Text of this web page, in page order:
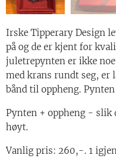
Irske Tipperary Design
på og de er kjent for
juletrepynten er ikke
med krans rundt seg, er
bånd til oppheng.
Pynten + oppheng - slik
høyt.
Vanlig pris: 260,-. 1